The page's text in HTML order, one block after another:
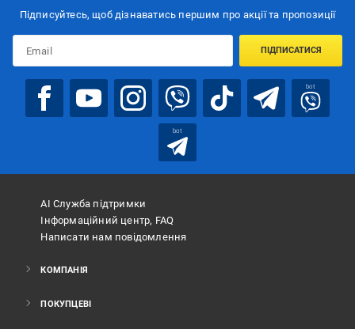
Підписуйтесь, щоб дізнаватись першим про акції та пропозиції
ПІДПИСАТИСЯ
bot
bot
АІ Служба підтримки
Інформаційний центр, FAQ
Написати нам повідомлення
КОМПАНІЯ
ПОКУПЦЕВІ